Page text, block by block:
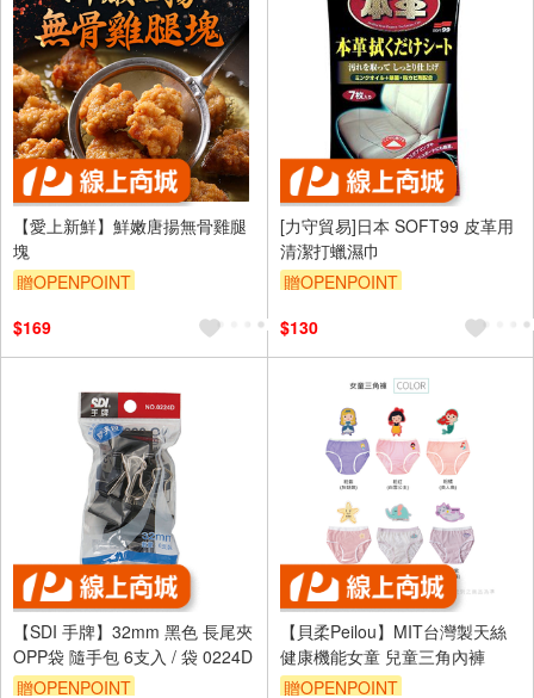
【愛上新鮮】鮮嫩唐揚無骨雞腿
塊
贈OPENPOINT
$169
[力守貿易]日本 SOFT99 皮革用
清潔打蠟濕巾
贈OPENPOINT
$130
【SDI 手牌】32mm 黑色 長尾夾
OPP袋 隨手包 6支入 / 袋 0224D
贈OPENPOINT
【貝柔Peilou】MIT台灣製天絲
健康機能女童 兒童三角內褲
贈OPENPOINT